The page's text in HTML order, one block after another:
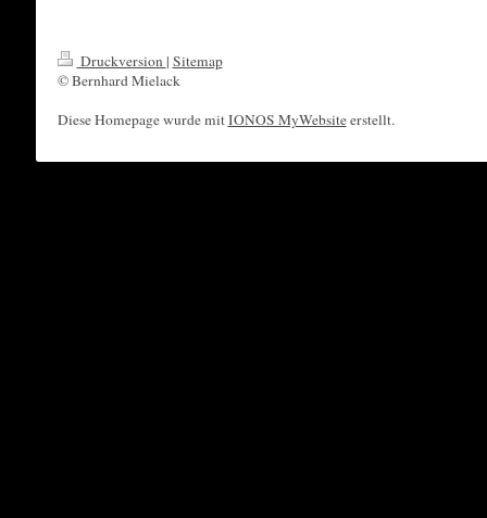
Druckversion | Sitemap
© Bernhard Mielack
Diese Homepage wurde mitIONOS MyWebsiteerstellt.